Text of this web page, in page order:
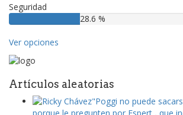
Seguridad
28.6 %
Ver opciones
Artículos aleatorias